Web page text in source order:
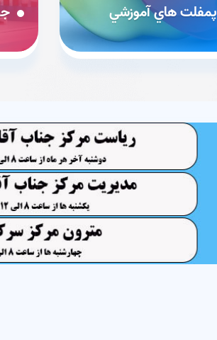
پمفلت هاي آموزشي